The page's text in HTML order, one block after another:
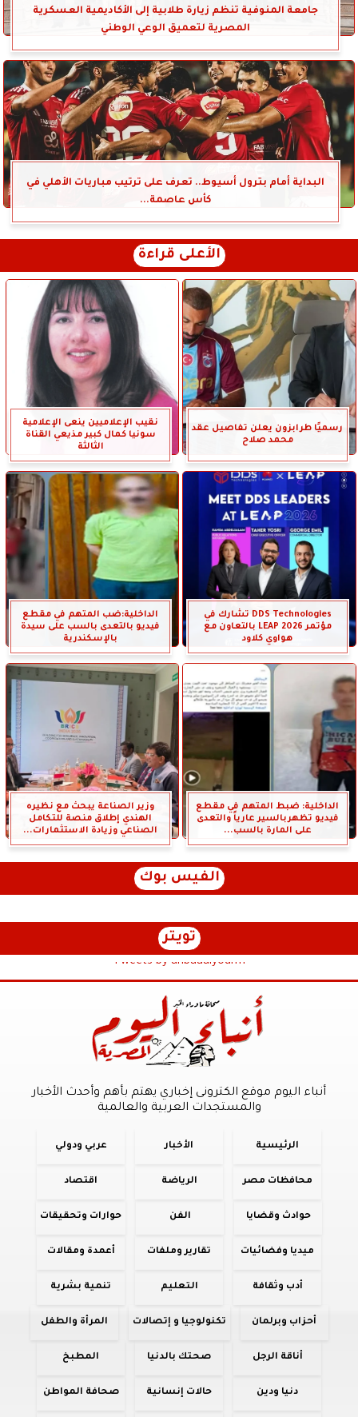
جامعة المنوفية تنظم زيارة طلابية إلى الأكاديمية العسكرية
المصرية لتعميق الوعي الوطني
البداية أمام بترول أسيوط.. تعرف على ترتيب مباريات الأهلي في
كأس عاصمة...
الأعلى قراءة
رسميًا طرابزون يعلن تفاصيل عقد
محمد صلاح
نقيب الإعلاميين ينعى الإعلامية
سونيا كمال كبير مذيعي القناة
الثالثة
DDS Technologies تشارك في
مؤتمر LEAP 2026 بالتعاون مع
هواوي كلاود
الداخلية:ضب المتهم في مقطع
فيديو بالتعدى بالسب على سيدة
بالإسكندرية
الداخلية: ضبط المتهم في مقطع
فيديو تظهربالسير عارياً والتعدى
على المارة بالسب...
وزير الصناعة يبحث مع نظيره
الهندي إطلاق منصة للتكامل
الصناعي وزيادة الاستثمارات...
الفيس بوك
تويتر
Tweets by anbaaalyoum1
أنباء اليوم موقع الكترونى إخباري يهتم بأهم وأحدث الأخبار
والمستجدات العربية والعالمية
الرئيسية الأخبار عربي ودولي
محافظات مصر الرياضة اقتصاد
حوادث وقضايا الفن حوارات وتحقيقات
ميديا وفضائيات تقارير وملفات أعمدة ومقالات
أدب وثقافة التعليم تنمية بشرية
أحزاب وبرلمان تكنولوجيا و إتصالات المرأة والطفل
أناقة الرجل صحتك بالدنيا المطبخ
دنيا ودين حالات إنسانية صحافة المواطن